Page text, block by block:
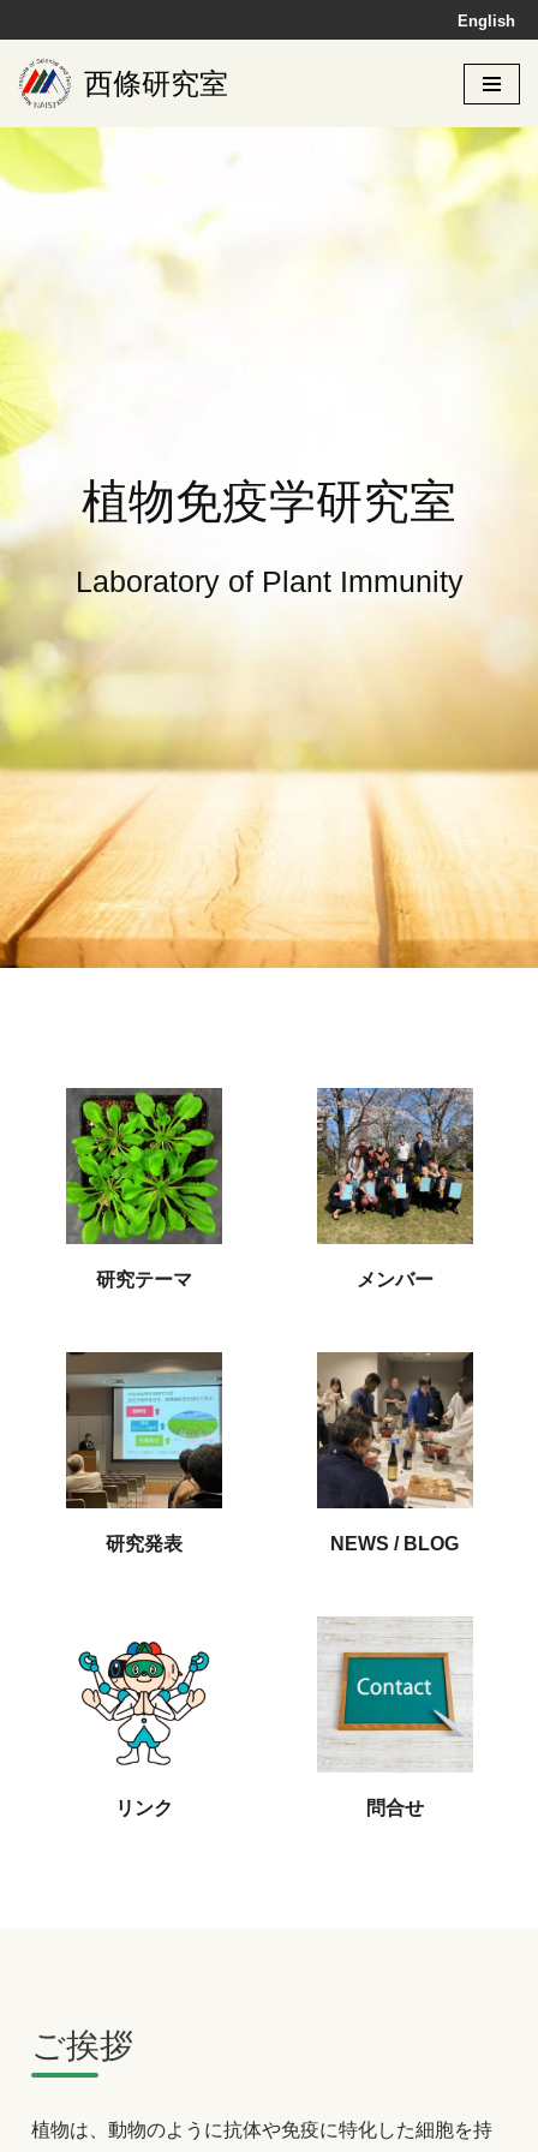
コ
ン
テ
ン
ツ
ッ
English
西條研究室
植物免疫学研究室
Laboratory of Plant Immunity
研究テーマ メンバー
研究発表 NEWS / BLOG
リンク 問合せ
ご挨拶
植物は、動物のように抗体や免疫に特化した細胞を持